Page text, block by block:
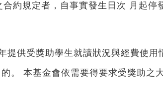
約規定者，自事實發生日次 月起停
提供受獎助學生就讀狀況與經費使用
。 本基金會依需要得要求受獎助之